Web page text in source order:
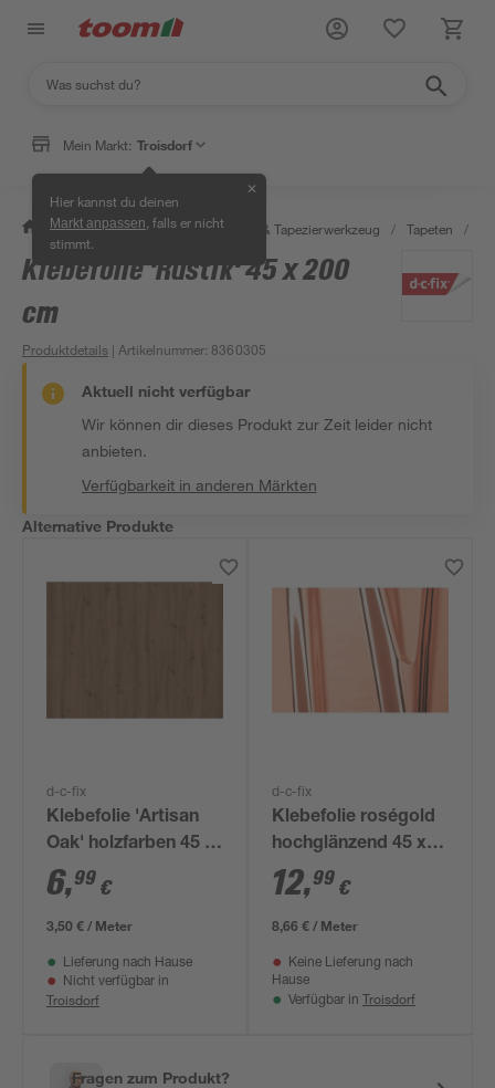
Mein Markt: Troisdorf
Hier kannst du deinen
Markt anpassen , falls er nicht
stimmt.
✕
/ Wohnen & Haushalt / Tapeten & Tapezierwerkzeug / Tapeten /
Klebefolie 'Rustik' 45 x 200
cm
Produktdetails | Artikelnummer: 8360305
Aktuell nicht verfügbar
Wir können dir dieses Produkt zur Zeit leider nicht
anbieten.
Verfügbarkeit in anderen Märkten
Alternative Produkte
d-c-fix
Klebefolie 'Artisan
Oak' holzfarben 45 x
200 cm
6,99 €
3,50 € / Meter
Lieferung nach Hause
Nicht verfügbar in
Troisdorf
d-c-fix
Klebefolie roségold
hochglänzend 45 x
150 cm
12,99 €
8,66 € / Meter
Keine Lieferung nach
Hause
Verfügbar in Troisdorf
Fragen zum Produkt?